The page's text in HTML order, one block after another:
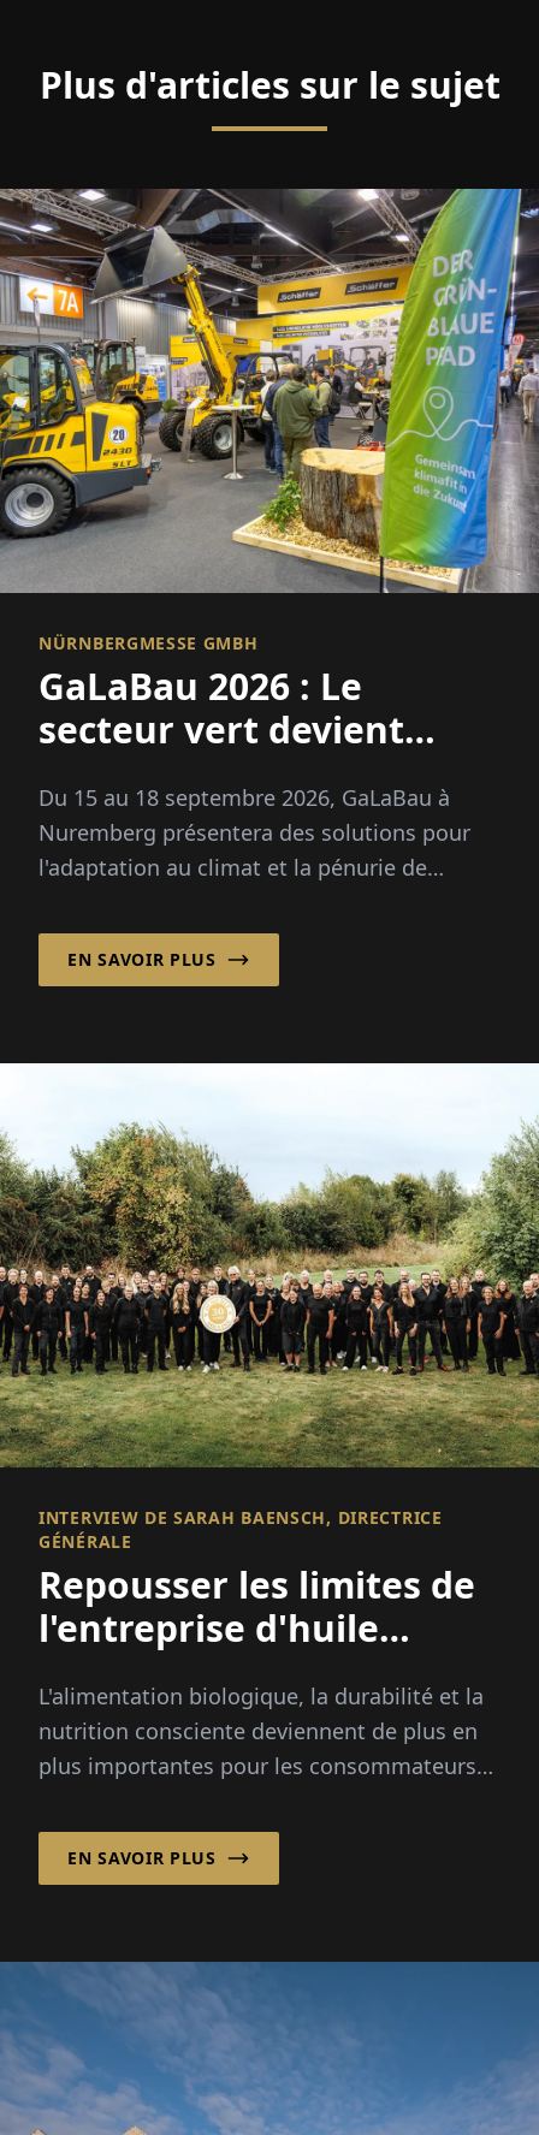
Plus d'articles sur le sujet
NÜRNBERGMESSE GMBH
GaLaBau 2026 : Le
secteur vert devient
Du 15 au 18 septembre 2026, GaLaBau à
Nuremberg présentera des solutions pour
l'adaptation au climat et la pénurie de
espace futur pour la numérisation et l'IA.
EN SAVOIR PLUS
INTERVIEW DE SARAH BAENSCH, DIRECTRICE
GÉNÉRALE
Repousser les limites de
l'entreprise d'huile
L'alimentation biologique, la durabilité et la
nutrition consciente deviennent de plus en
plus importantes pour les consommateurs
Solling GmbH associe l'artisanat traditionnel
à l'expertise biologique, proposant un large
EN SAVOIR PLUS